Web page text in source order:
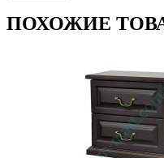
ПОХОЖИЕ